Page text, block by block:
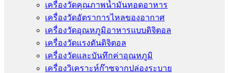
เครื่องวัดคุณภาพน้ำมันทอดอาหาร
เครื่องวัดอัตราการไหลของอากาศ
เครื่องวัดอุณหภูมิอาหารแบบดิจิตอล
เครื่องวัดแรงดันดิจิตอล
เครื่องวัดและบันทึกค่าอุณหภูมิ
เครื่องวิเคราะห์ก๊าซจากปล่องระบาย